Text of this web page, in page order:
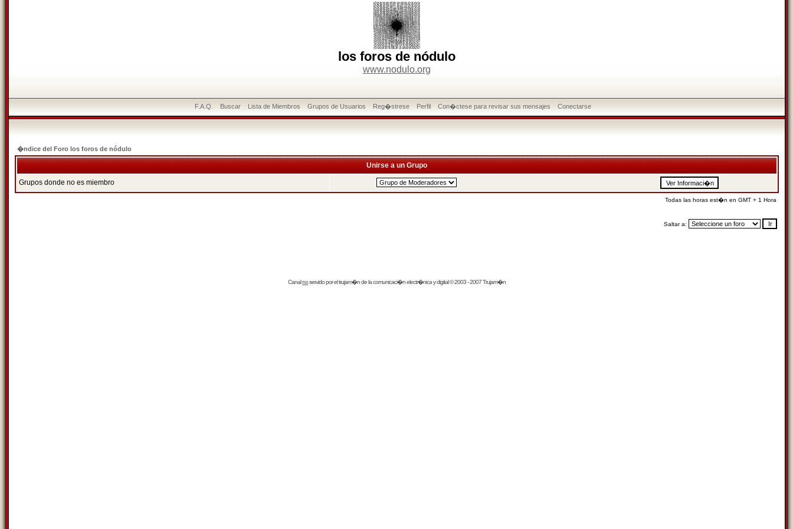
los foros de nódulo
www.nodulo.org
F.A.Q. Buscar Lista de Miembros Grupos de Usuarios Reg�strese Perfil Con�ctese para revisar sus mensajes Conectarse
�ndice del Foro los foros de nódulo
Unirse a un Grupo
Grupos donde no es miembro
Todas las horas est�n en GMT + 1 Hora
Saltar a:
Canalrssservido por eltrujam�nde la comunicaci�n electr�nica y digital © 2003 - 2007 Trujam�n